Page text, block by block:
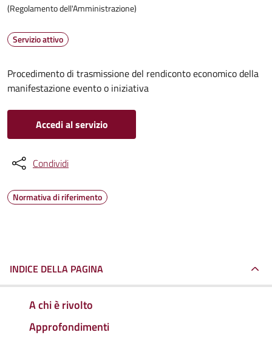
(Regolamento dell'Amministrazione)
Servizio attivo
Procedimento di trasmissione del rendiconto economico della
manifestazione evento o iniziativa
Accedi al servizio
Condividi
Normativa di riferimento
INDICE DELLA PAGINA
A chi è rivolto
Approfondimenti